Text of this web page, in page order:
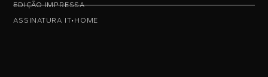
EDIÇÃO IMPRESSA
ASSINATURA IT•HOME